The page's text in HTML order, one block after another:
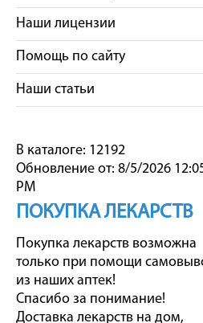
Наши лицензии
Помощь по сайту
Наши статьи
В каталоге: 12192
Обновление от: 8/5/2026
PM
ПОКУПКА ЛЕКАРСТВ
Покупка лекарств возможна
только при помощи
из наших аптек!
Спасибо за понимание!
Доставка лекарств на дом,